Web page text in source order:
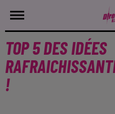
TOP 5 DES IDÉES
!